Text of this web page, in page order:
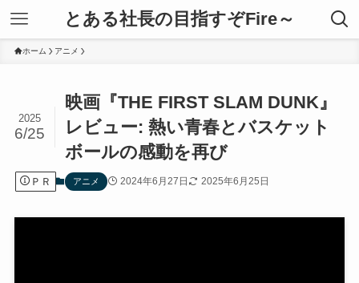
とある社長の目指すぞFire～
ホーム アニメ
映画『THE FIRST SLAM DUNK』
レビュー: 熱い青春とバスケット
ボールの感動を再び
2025
6/25
ＰＲ アニメ 2024年6月27日 2025年6月25日